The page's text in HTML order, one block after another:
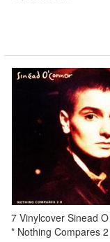
7 Vinylcover Sinead
* Nothing Compares